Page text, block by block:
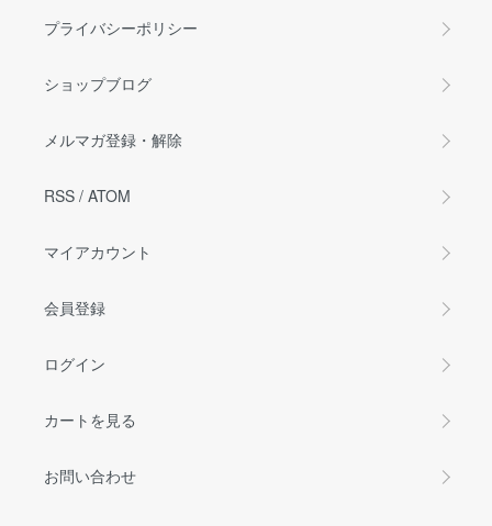
プライバシーポリシー
ショップブログ
メルマガ登録・解除
RSS / ATOM
マイアカウント
会員登録
ログイン
カートを見る
お問い合わせ